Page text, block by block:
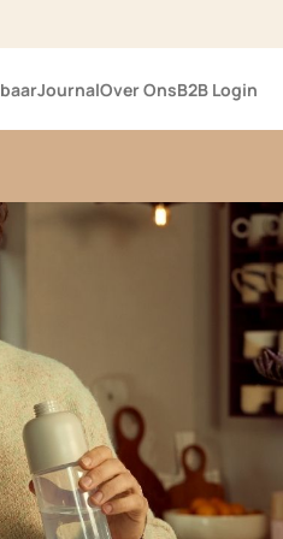
JournalOver OnsB2B Login